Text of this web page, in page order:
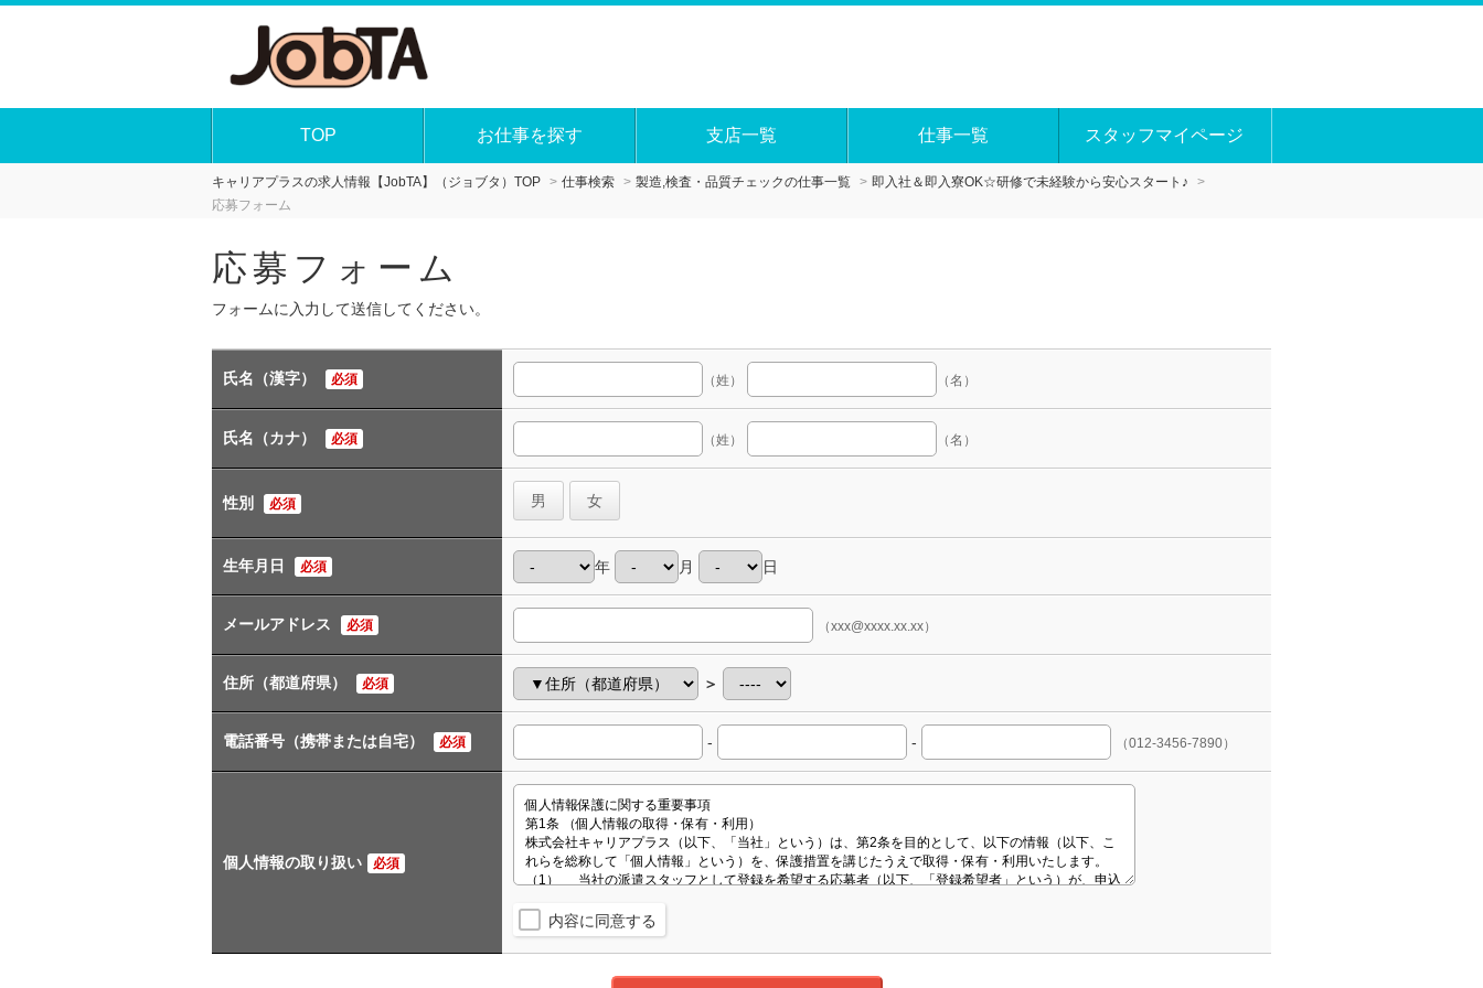
TOP お仕事を探す 支店一覧 仕事一覧 スタッフマイページ
キャリアプラスの求人情報【JobTA】（ジョブタ）TOP 仕事検索 製造,検査・品質チェックの仕事一覧
即入社＆即入寮OK☆研修で未経験から安心スタート♪
応募フォーム
応募フォーム
フォームに入力して送信してください。
氏名（漢字） 必須 （姓） （名）
氏名（カナ） 必須 （姓） （名）
性別 必須 男 女
生年月日 必須 年 月 日
メールアドレス 必須 （xxx@xxxx.xx.xx）
住所（都道府県） 必須 ＞
電話番号（携帯または自宅） 必須 - - （012-3456-7890）
個人情報の取り扱い 必須
内容に同意する